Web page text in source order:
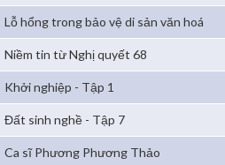
Lỗ hổng trong bảo vệ di sản văn hoá
Niềm tin từ Nghị quyết 68
Khởi nghiệp - Tập 1
Đất sinh nghề - Tập 7
Ca sĩ Phương Phương Thảo